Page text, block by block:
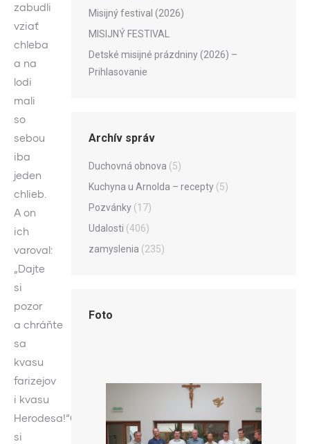
zabudli
vziať
chleba
a na
lodi
mali
so
sebou
iba
jeden
chlieb.
A on
ich
varoval:
„Dajte
si
pozor
a chráňte
sa
kvasu
farizejov
i kvasu
Herodesa!“Oni
si
Misijný festival (2026)
MISIJNÝ FESTIVAL
Detské misijné prázdniny (2026) –
Prihlasovanie
Archív správ
Duchovná obnova (5)
Kuchyna u Arnolda – recepty (5)
Pozvánky (17)
Udalosti (406)
zamyslenia (235)
Foto